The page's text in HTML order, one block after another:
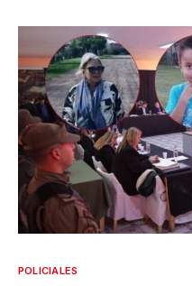
POLICIALES